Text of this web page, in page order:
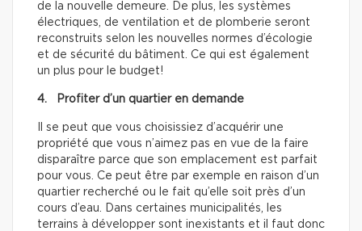
de la nouvelle demeure. De plus, les systèmes
électriques, de ventilation et de plomberie seront
reconstruits selon les nouvelles normes d’écologie
et de sécurité du bâtiment. Ce qui est également
un plus pour le budget!
4. Profiter d’un quartier en demande
Il se peut que vous choisissiez d’acquérir une
propriété que vous n’aimez pas en vue de la faire
disparaître parce que son emplacement est parfait
pour vous. Ce peut être par exemple en raison d’un
quartier recherché ou le fait qu’elle soit près d’un
cours d’eau. Dans certaines municipalités, les
terrains à développer sont inexistants et il faut donc